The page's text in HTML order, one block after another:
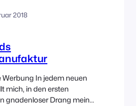
2018
Werbung In jedem neuen
mich, in den ersten
gnadenloser Drang meine